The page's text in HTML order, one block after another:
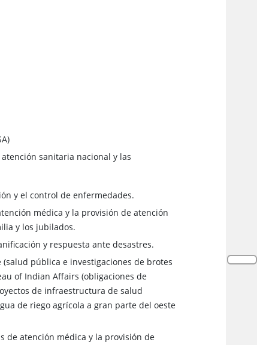
sanitaria nacional y las
y el control de enfermedades.
médica y la provisión de atención
y los jubilados.
y respuesta ante desastres.
pública e investigaciones de brotes
of Indian Affairs (obligaciones de
de infraestructura de salud
de riego agrícola a gran parte del oeste
de atención médica y la provisión de